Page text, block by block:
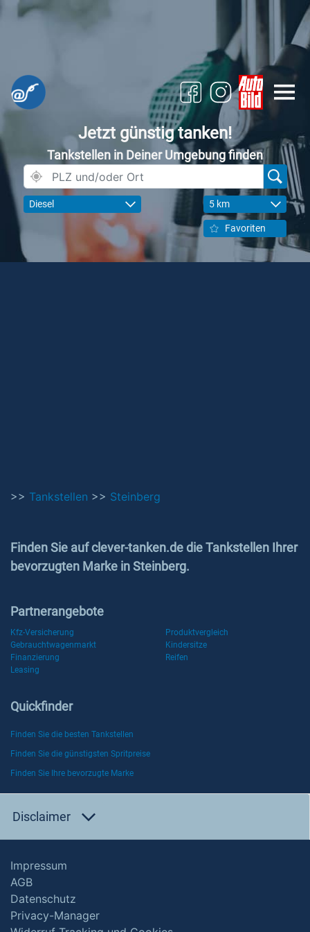
Jetzt günstig tanken!
Tankstellen in Deiner Umgebung finden
Diesel 5 km
Favoriten
>> Tankstellen >> Steinberg
Finden Sie auf clever-tanken.de die Tankstellen Ihrer
bevorzugten Marke in Steinberg.
Partnerangebote
Kfz-Versicherung
Produktvergleich
Gebrauchtwagenmarkt
Kindersitze
Finanzierung
Reifen
Leasing
Quickfinder
Finden Sie die besten Tankstellen
Finden Sie die günstigsten Spritpreise
Finden Sie Ihre bevorzugte Marke
Disclaimer
Impressum
AGB
Datenschutz
Privacy-Manager